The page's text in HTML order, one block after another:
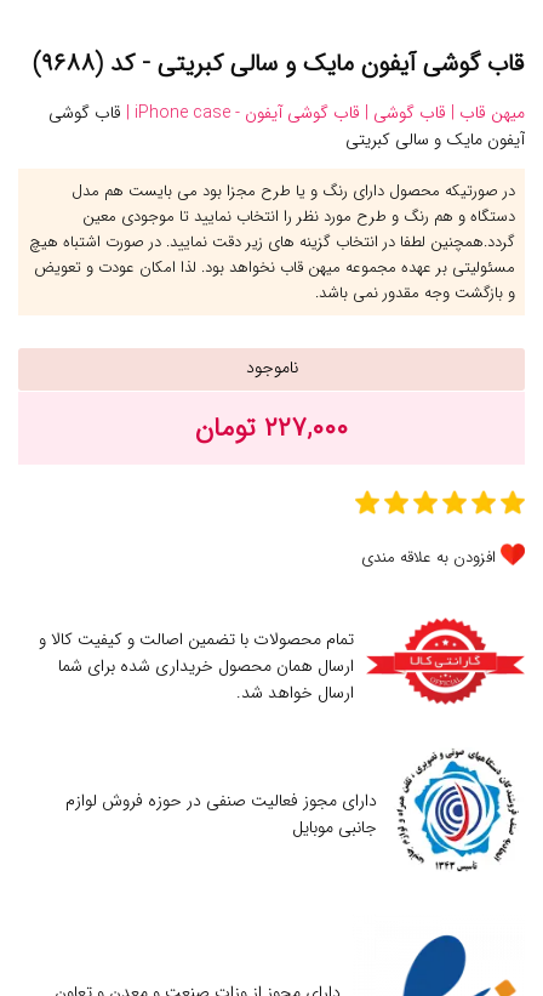
قاب گوشی آیفون مایک و سالی کبریتی - کد (۹۶۸۸)
میهن قاب | قاب گوشی | قاب گوشی آیفون - iPhone case |
قاب گوشی
آیفون مایک و سالی کبریتی
در صورتیکه محصول دارای رنگ و یا طرح مجزا بود می بایست هم مدل
دستگاه و هم رنگ و طرح مورد نظر را انتخاب نمایید تا موجودی معین
گردد.همچنین لطفا در انتخاب گزینه های زیر دقت نمایید. در صورت اشتباه هیچ
مسئولیتی بر عهده مجموعه میهن قاب نخواهد بود. لذا امکان عودت و تعویض
و بازگشت وجه مقدور نمی باشد.
ناموجود
۲۲۷,۰۰۰ تومان
افزودن به علاقه مندی
تمام محصولات با تضمین اصالت و کیفیت کالا و
ارسال همان محصول خریداری شده برای شما
ارسال خواهد شد.
دارای مجوز فعالیت صنفی در حوزه فروش لوازم
جانبی موبایل